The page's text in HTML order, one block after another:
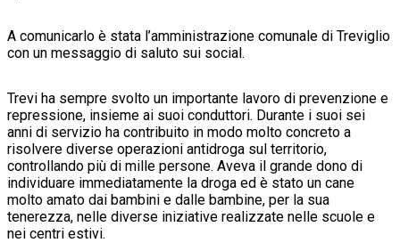
A comunicarlo è stata l’amministrazione comunale di Treviglio
con un messaggio di saluto sui social.
Trevi ha sempre svolto un importante lavoro di prevenzione e
repressione, insieme ai suoi conduttori. Durante i suoi sei
anni di servizio ha contribuito in modo molto concreto a
risolvere diverse operazioni antidroga sul territorio,
controllando più di mille persone. Aveva il grande dono di
individuare immediatamente la droga ed è stato un cane
molto amato dai bambini e dalle bambine, per la sua
tenerezza, nelle diverse iniziative realizzate nelle scuole e
nei centri estivi.